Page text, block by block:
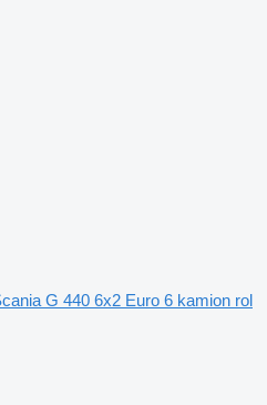
G 440 6x2 Euro 6 kamion rol